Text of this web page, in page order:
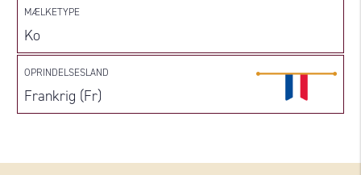
MÆLKETYPE
Ko
OPRINDELSESLAND
Frankrig (Fr)